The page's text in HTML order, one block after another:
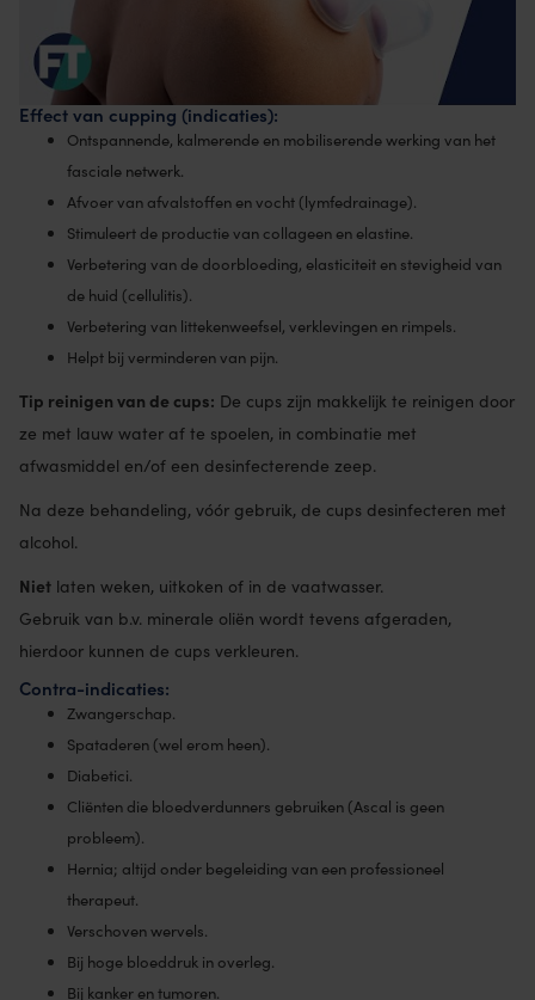
Effect van cupping (indicaties):
Ontspannende, kalmerende en mobiliserende werking van het
fasciale netwerk.
Afvoer van afvalstoffen en vocht (lymfedrainage).
Stimuleert de productie van collageen en elastine.
Verbetering van de doorbloeding, elasticiteit en stevigheid van
de huid (cellulitis).
Verbetering van littekenweefsel, verklevingen en rimpels.
Helpt bij verminderen van pijn.
Tip reinigen van de cups: De cups zijn makkelijk te reinigen door
ze met lauw water af te spoelen, in combinatie met
afwasmiddel en/of een desinfecterende zeep.
Na deze behandeling, vóór gebruik, de cups desinfecteren met
alcohol.
Niet laten weken, uitkoken of in de vaatwasser.
Gebruik van b.v. minerale oliën wordt tevens afgeraden,
hierdoor kunnen de cups verkleuren.
Contra-indicaties:
Zwangerschap.
Spataderen (wel erom heen).
Diabetici.
Cliënten die bloedverdunners gebruiken (Ascal is geen
probleem).
Hernia; altijd onder begeleiding van een professioneel
therapeut.
Verschoven wervels.
Bij hoge bloeddruk in overleg.
Bij kanker en tumoren.